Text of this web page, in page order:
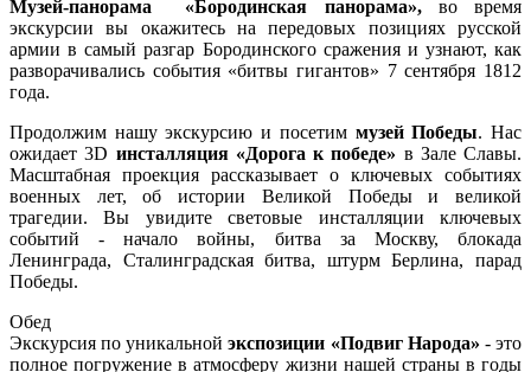
Музей-панорама «Бородинская панорама»,во время
экскурсии вы окажитесь на передовых позициях русской
армии в самый разгар Бородинского сражения и узнают, как
разворачивались события «битвы гигантов» 7 сентября 1812
года.
Продолжим нашу экскурсию и посетим музей Победы. Нас
ожидает 3D инсталляция «Дорога к победе» в Зале Славы.
Масштабная проекция рассказывает о ключевых событиях
военных лет, об истории Великой Победы и великой
трагедии. Вы увидите световые инсталляции ключевых
событий - начало войны, битва за Москву, блокада
Ленинграда, Сталинградская битва, штурм Берлина, парад
Победы.
Обед
Экскурсия по уникальнойэкспозиции «Подвиг Народа» -это
полное погружение в атмосферу жизни нашей страны в годы